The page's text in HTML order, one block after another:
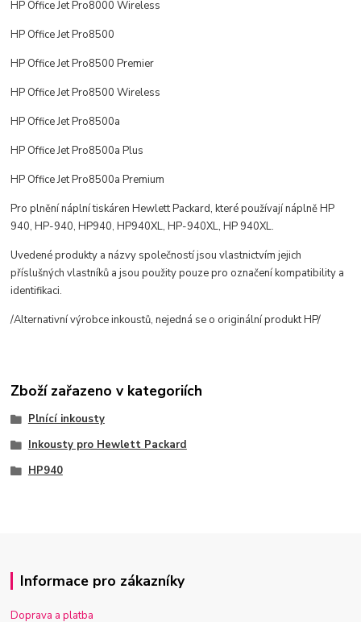
HP Office Jet Pro8000 Wireless
HP Office Jet Pro8500
HP Office Jet Pro8500 Premier
HP Office Jet Pro8500 Wireless
HP Office Jet Pro8500a
HP Office Jet Pro8500a Plus
HP Office Jet Pro8500a Premium
Pro plnění náplní tiskáren Hewlett Packard, které používají náplně HP
940, HP-940, HP940, HP940XL, HP-940XL, HP 940XL.
Uvedené produkty a názvy společností jsou vlastnictvím jejich
příslušných vlastníků a jsou použity pouze pro označení kompatibility a
identifikaci.
/Alternativní výrobce inkoustů, nejedná se o originální produkt HP/
Zboží zařazeno v kategoriích
Plnící inkousty
Inkousty pro Hewlett Packard
HP940
Informace pro zákazníky
Doprava a platba